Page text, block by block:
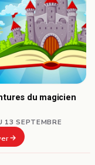
du magicien
13 SEPTEMBRE